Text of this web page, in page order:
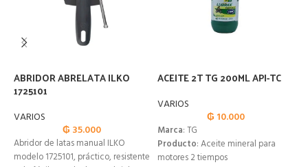
ABRIDOR ABRELATA ILKO
1725101
VARIOS
₲ 35.000
Abridor de latas manual ILKO
modelo 1725101, práctico, resistente
ACEITE 2T TG 200ML API-TC
VARIOS
₲ 10.000
Marca: TG
Producto: Aceite mineral para
motores 2 tiempos